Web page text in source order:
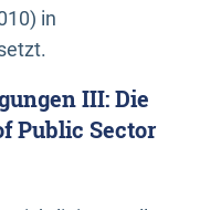
in
III: Die
Public Sector